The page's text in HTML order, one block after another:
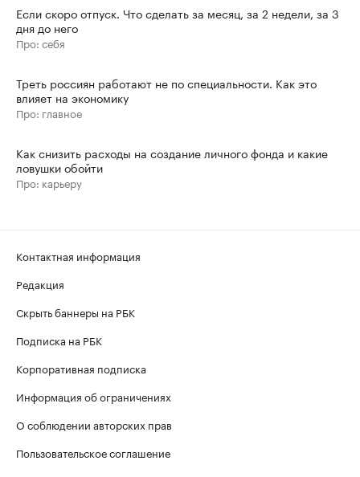
Если скоро отпуск. Что сделать за месяц, за 2 недели, за 3
дня до него
Про: себя
Треть россиян работают не по специальности. Как это
влияет на экономику
Про: главное
Как снизить расходы на создание личного фонда и какие
ловушки обойти
Про: карьеру
Контактная информация
Редакция
Скрыть баннеры на РБК
Подписка на РБК
Корпоративная подписка
Информация об ограничениях
О соблюдении авторских прав
Пользовательское соглашение